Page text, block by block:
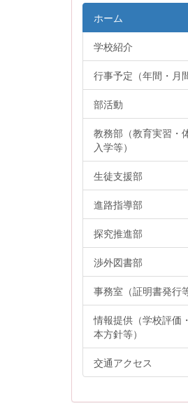
ホーム
学校紹介
行事予定（年間・月
部活動
教務部（教育実習・
入学等）
生徒支援部
進路指導部
探究推進部
渉外図書部
事務室（証明書発行
情報提供（学校評価
本方針等）
交通アクセス